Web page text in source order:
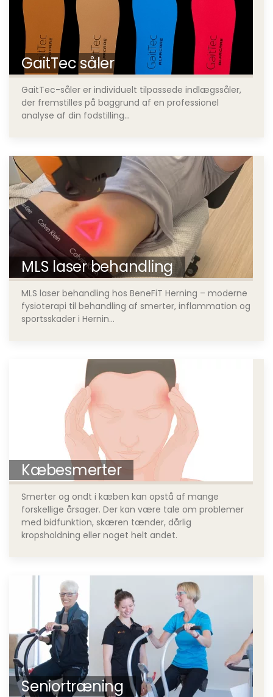
GaitTec såler
GaitTec-såler er individuelt tilpassede indlægssåler,
der fremstilles på baggrund af en professionel
analyse af din fodstilling...
MLS laser behandling
MLS laser behandling hos BeneFiT Herning – moderne
fysioterapi til behandling af smerter, inflammation og
sportsskader i Hernin...
Kæbesmerter
Smerter og ondt i kæben kan opstå af mange
forskellige årsager. Der kan være tale om problemer
med bidfunktion, skæren tænder, dårlig
kropsholdning eller noget helt andet.
Seniortræning